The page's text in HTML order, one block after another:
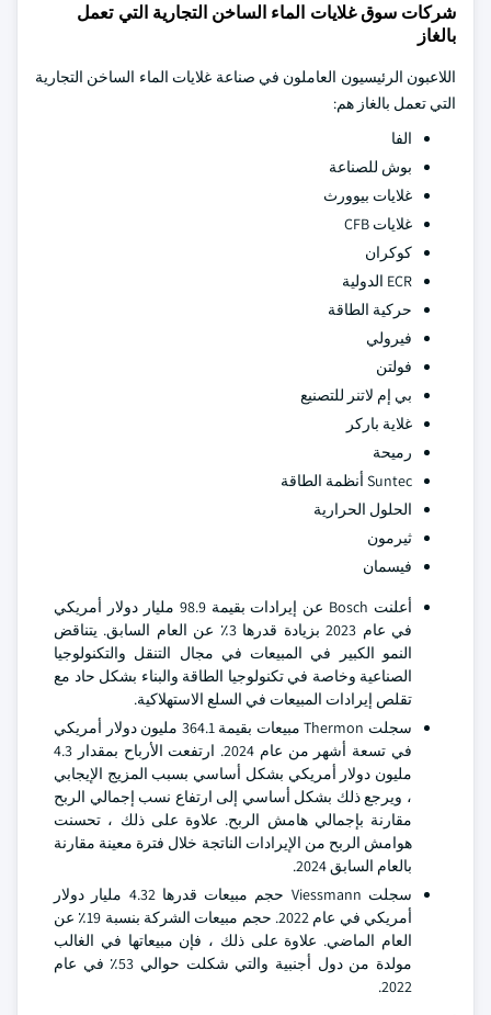
شركات سوق غلايات الماء الساخن التجارية التي تعمل
بالغاز
اللاعبون الرئيسيون العاملون في صناعة غلايات الماء الساخن التجارية
التي تعمل بالغاز هم:
الفا
بوش للصناعة
غلايات بيوورث
غلايات CFB
كوكران
ECR الدولية
حركية الطاقة
فيرولي
فولتن
بي إم لاتنر للتصنيع
غلاية باركر
رميحة
Suntec أنظمة الطاقة
الحلول الحرارية
ثيرمون
فيسمان
أعلنت Bosch عن إيرادات بقيمة 98.9 مليار دولار أمريكي
في عام 2023 بزيادة قدرها 3٪ عن العام السابق. يتناقض
النمو الكبير في المبيعات في مجال التنقل والتكنولوجيا
الصناعية وخاصة في تكنولوجيا الطاقة والبناء بشكل حاد مع
تقلص إيرادات المبيعات في السلع الاستهلاكية.
سجلت Thermon مبيعات بقيمة 364.1 مليون دولار أمريكي
في تسعة أشهر من عام 2024. ارتفعت الأرباح بمقدار 4.3
مليون دولار أمريكي بشكل أساسي بسبب المزيج الإيجابي
، ويرجع ذلك بشكل أساسي إلى ارتفاع نسب إجمالي الربح
مقارنة بإجمالي هامش الربح. علاوة على ذلك ، تحسنت
هوامش الربح من الإيرادات الناتجة خلال فترة معينة مقارنة
بالعام السابق 2024.
سجلت Viessmann حجم مبيعات قدرها 4.32 مليار دولار
أمريكي في عام 2022. حجم مبيعات الشركة بنسبة 19٪ عن
العام الماضي. علاوة على ذلك ، فإن مبيعاتها في الغالب
مولدة من دول أجنبية والتي شكلت حوالي 53٪ في عام
2022.